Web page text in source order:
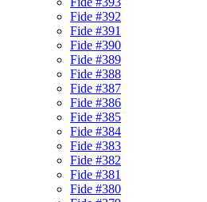
Fide #392
Fide #391
Fide #390
Fide #389
Fide #388
Fide #387
Fide #386
Fide #385
Fide #384
Fide #383
Fide #382
Fide #381
Fide #380